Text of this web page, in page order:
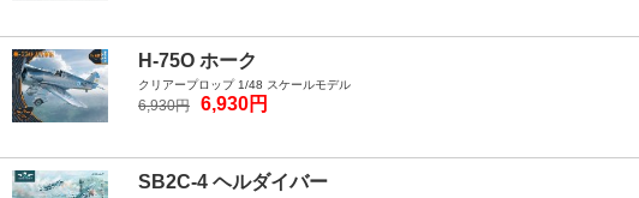
H-75O ホーク
クリアープロップ 1/48 スケールモデル
6,930円 6,930円
SB2C-4 ヘルダイバー